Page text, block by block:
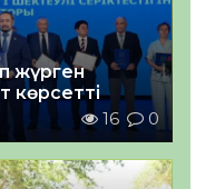
жүрген
көрсетті
16 0